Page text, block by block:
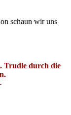
schaun wir uns
Trudle durch die